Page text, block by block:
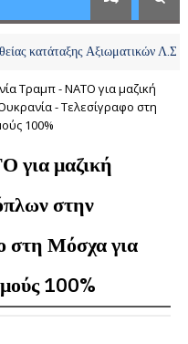
Αξιωματικών Λ.Σ.-ΕΛ.ΑΚΤ.
Τραμπ - ΝΑΤΟ για μαζική
- Τελεσίγραφο στη
100%
για μαζική
στην
στη Μόσχα για
100%